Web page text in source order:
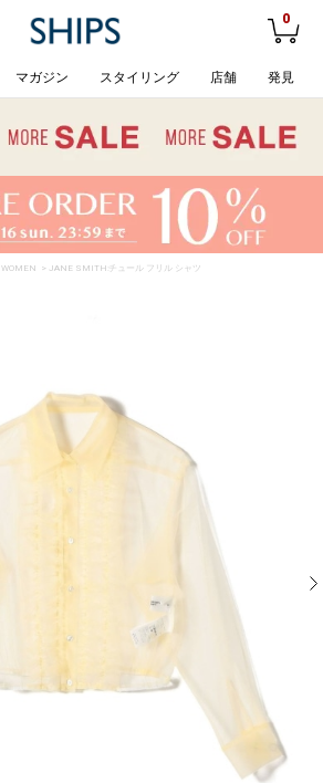
0
マガジン スタイリング 店舗 発見
WOMEN > JANE SMITH:チュール フリル シャツ